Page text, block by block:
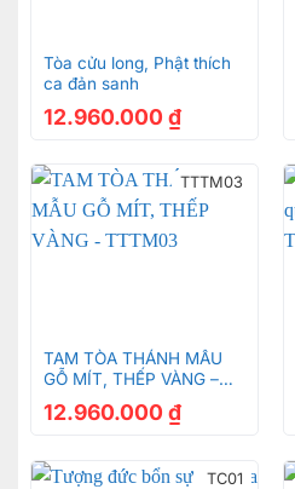
Tòa cửu long, Phật thích
ca đản sanh
12.960.000 ₫
TTTM03
TAM TÒA THÁNH MẪU
GỖ MÍT, THẾP VÀNG –
12.960.000 ₫
TC01